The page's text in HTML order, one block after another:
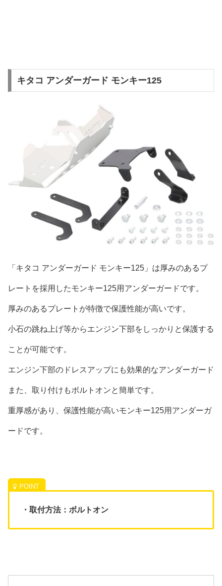
キタコ アンダーガード モンキー125
「キタコ アンダーガード モンキー125」は厚みのあるプ
レートを採用したモンキー125用アンダーガードです。
厚みのあるプレートが特徴で保護性能が高いです。
小石の跳ね上げ等からエンジン下部をしっかりと保護する
ことが可能です。
エンジン下部のドレスアップにも効果的なアンダーガード
また、取り付けもボルトオンと簡単です。
重厚感があり、保護性能が高いモンキー125用アンダーガ
ードです。
・取付方法：ボルトオン